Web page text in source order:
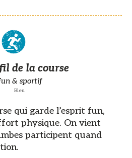
de la course
& sportif
Bleu
qui garde l’esprit fun,
physique. On vient
participent quand